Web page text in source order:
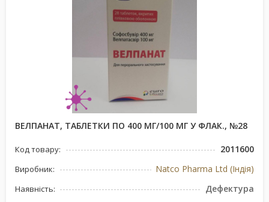
ВЕЛПАНАТ, ТАБЛЕТКИ ПО 400 МГ/100 МГ У ФЛАК., №28
Код товару: 2011600
Виробник: Natco Pharma Ltd (Індія)
Наявність: Дефектура